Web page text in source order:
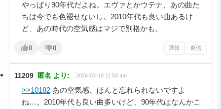
やっぱり90年代だよね。エヴァとかウテナ、あの曲た
ちは今でも色褪せないし。2010年代も良い曲あるけ
ど、あの時代の空気感はマジで別格かも。
0 0 通報 返信
11209 匿名 より: 2026-03-10 11:50 am
>>10182あの空気感、ほんと忘れられないですよ
ね…。2010年代も良い曲多いけど、90年代はなんかこ